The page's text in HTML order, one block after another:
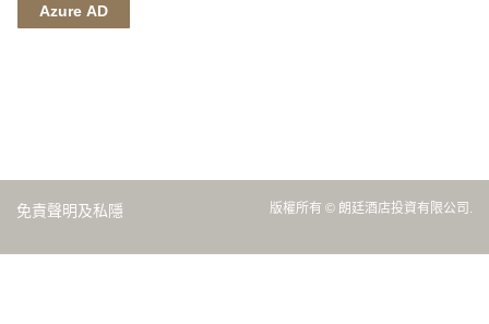
Azure AD
免責聲明及私隱 版權所有 © 朗廷酒店投資有限公司.